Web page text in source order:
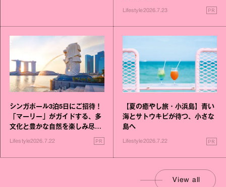
Lifestyle2026.7.23 PR
シンガポール3泊5日にご招待！
「マーリー」がガイドする、多
文化と豊かな自然を楽しみ尽く
Lifestyle2026.7.22 PR
【夏の癒やし旅・小浜島】青い
海とサトウキビが待つ、小さな
島へ
Lifestyle2026.7.22 PR
View all